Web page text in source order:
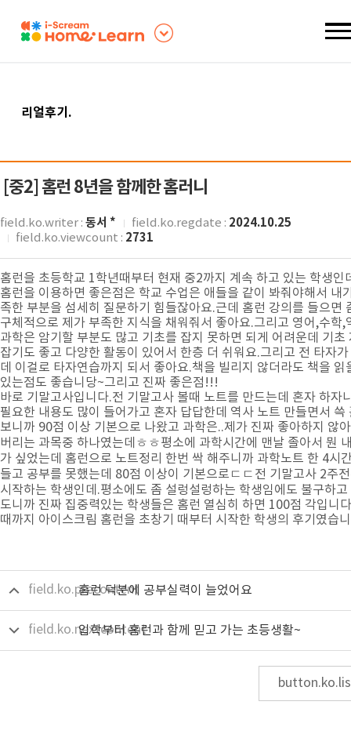
리얼후기 .
[중2] 홈런 8년을 함께한 홈러니
field.ko.writer : 동서 * field.ko.regdate : 2024.10.25
field.ko.viewcount : 2731
홈런을 초등학교 1학년때부터 현재 중2까지 계속 하고 있는 학생인
홈런을 이용하면 좋은점은 학교 수업은 애들을 같이 봐줘야해서 내
족한 부분을 섬세히 질문하기 힘들잖아요.근데 홈런 강의를 들으면
구체적으로 제가 부족한 지식을 채워줘서 좋아요.그리고 영어,수학,
과학은 암기할 부분도 많고 기초를 잡지 못하면 되게 어려운데 기초
잡기도 좋고 다양한 활동이 있어서 한층 더 쉬워요.그리고 전 타자
데 이걸로 타자연습까지 되서 좋아요.책을 빌리지 않더라도 책을 읽
있는점도 좋습니당~그리고 진짜 좋은점!!!
바로 기말고사입니다.전 기말고사 볼때 노트를 만드는데 혼자 하자
필요한 내용도 많이 들어가고 혼자 답답한데 역사 노트 만들면서 쓱
보니까 90점 이상 기본으로 나왔고 과학은..제가 진짜 좋아하지 않
버리는 과목중 하나였는데ㅎㅎ평소에 과학시간에 맨날 졸아서 뭔
가 싶었는데 홈런으로 노트정리 한번 싹 해주니까 과학노트 한 4시
들고 공부를 못했는데 80점 이상이 기본으로ㄷㄷ전 기말고사 2주
시작하는 학생인데.평소에도 좀 설렁설렁하는 학생임에도 불구하고
도니까 진짜 집중력있는 학생들은 홈런 열심히 하면 100점 각입니
때까지 아이스크림 홈런을 초창기 때부터 시작한 학생의 후기였습
field.ko.precontent
홈런 덕분에 공부실력이 늘었어요
field.ko.nextcontent
입학부터 홈런과 함께 믿고 가는 초등생활~